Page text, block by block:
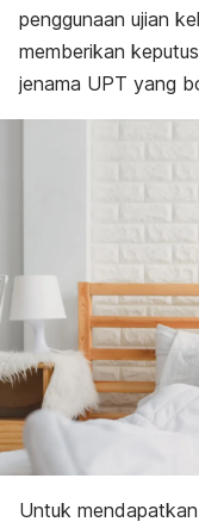
penggunaan ujian
memberikan
jenama UPT yang
Untuk